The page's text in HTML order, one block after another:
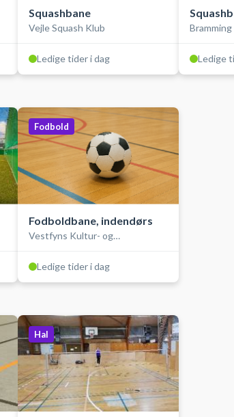
Squashbane
Vejle Squash Klub
Ledige tider i dag Ledige
Fodbold
Fodboldbane, indendørs
Vestfyns Kultur- og
Ledige tider i dag
Hal